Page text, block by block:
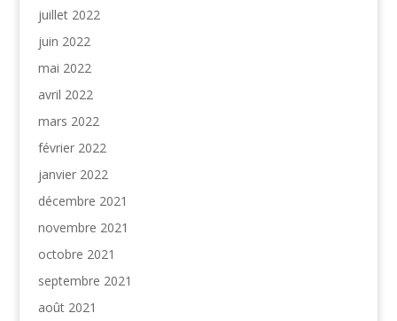
juillet 2022
juin 2022
mai 2022
avril 2022
mars 2022
février 2022
janvier 2022
décembre 2021
novembre 2021
octobre 2021
septembre 2021
août 2021